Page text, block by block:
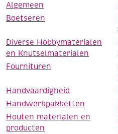
Algemeen
Boetseren
Diverse Hobbymaterialen
en Knutselmaterialen
Fournituren
Handvaardigheid
Handwerkpakketten
Houten materialen en
producten